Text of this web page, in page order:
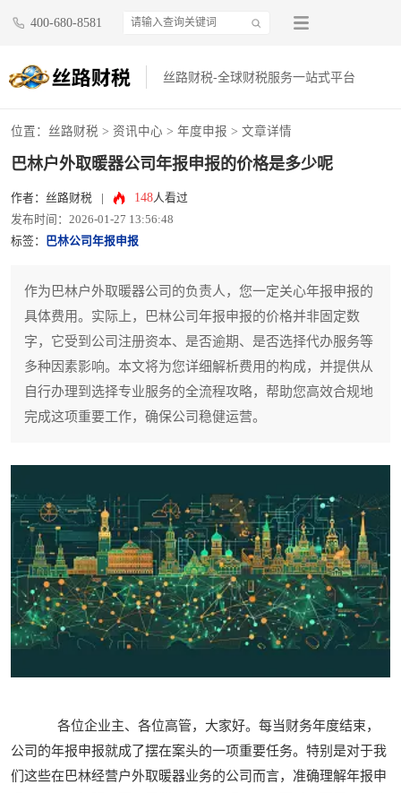
400-680-8581
丝路财税-全球财税服务一站式平台
位置： 丝路财税 > 资讯中心 > 年度申报 > 文章详情
巴林户外取暖器公司年报申报的价格是多少呢
作者：丝路财税 148人看过
发布时间：2026-01-27 13:56:48
标签：
巴林公司年报申报
作为巴林户外取暖器公司的负责人，您一定关心年报申报的
具体费用。实际上，巴林公司年报申报的价格并非固定数
字，它受到公司注册资本、是否逾期、是否选择代办服务等
多种因素影响。本文将为您详细解析费用的构成，并提供从
自行办理到选择专业服务的全流程攻略，帮助您高效合规地
完成这项重要工作，确保公司稳健运营。
各位企业主、各位高管，大家好。每当财务年度结束，
公司的年报申报就成了摆在案头的一项重要任务。特别是对于我
们这些在巴林经营户外取暖器业务的公司而言，准确理解年报申